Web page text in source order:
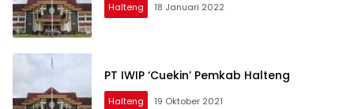
Halteng 18 Januari 2022
PT IWIP ‘Cuekin’ Pemkab Halteng
Halteng 19 Oktober 2021